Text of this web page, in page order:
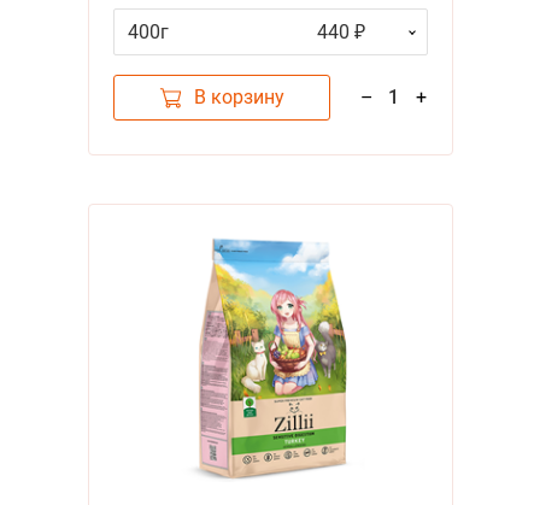
Индейка с Ягненком
400г 440 ₽
В корзину – 1 +